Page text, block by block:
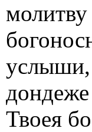
услыши,
Твоея